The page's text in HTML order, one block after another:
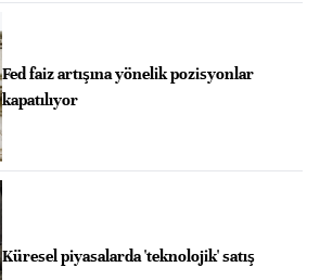
Fed faiz artışına yönelik pozisyonlar
kapatılıyor
Küresel piyasalarda 'teknolojik' satış